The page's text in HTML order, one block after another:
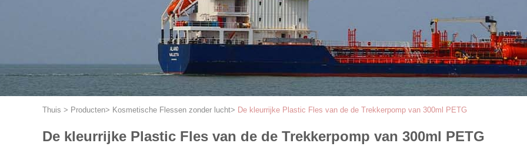
Thuis > Producten> Kosmetische Flessen zonder lucht> De kleurrijke Plastic Fles van de de Trekkerpomp van 300ml PETG
De kleurrijke Plastic Fles van de de Trekkerpomp van 300ml PETG